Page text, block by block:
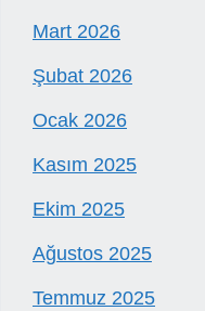
Mart 2026
Şubat 2026
Ocak 2026
Kasım 2025
Ekim 2025
Ağustos 2025
Temmuz 2025